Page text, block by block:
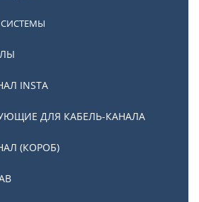
INSTA
ДЛЯ КАБЕЛЬ-КАНАЛА
(КОРОБ)